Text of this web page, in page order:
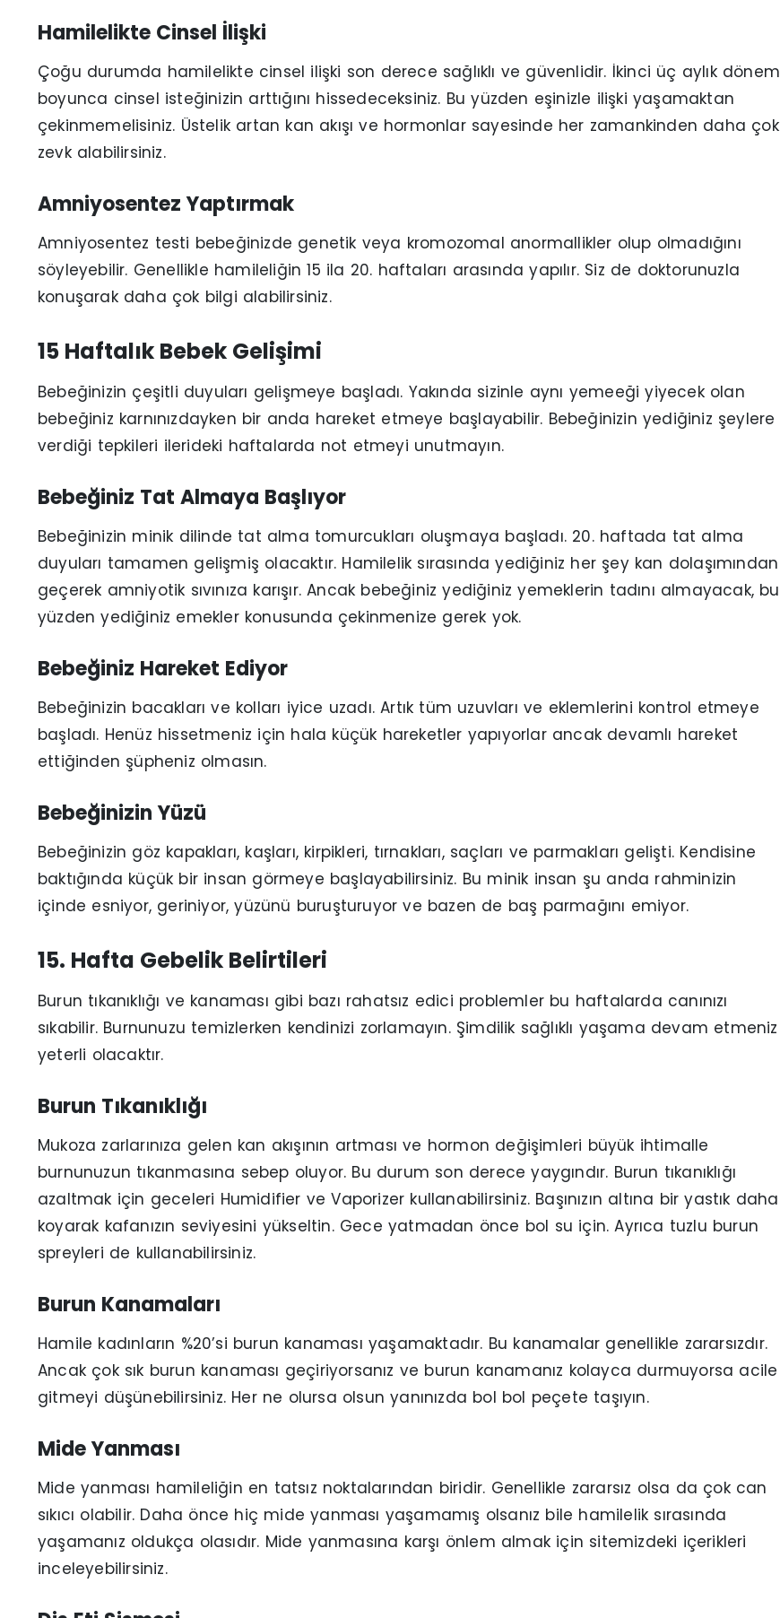
Hamilelikte Cinsel İlişki
Çoğu durumda hamilelikte cinsel ilişki son derece sağlıklı ve güvenlidir. İkinci üç aylık dönem
boyunca cinsel isteğinizin arttığını hissedeceksiniz. Bu yüzden eşinizle ilişki yaşamaktan
çekinmemelisiniz. Üstelik artan kan akışı ve hormonlar sayesinde her zamankinden daha çok
zevk alabilirsiniz.
Amniyosentez Yaptırmak
Amniyosentez testi bebeğinizde genetik veya kromozomal anormallikler olup olmadığını
söyleyebilir. Genellikle hamileliğin 15 ila 20. haftaları arasında yapılır. Siz de doktorunuzla
konuşarak daha çok bilgi alabilirsiniz.
15 Haftalık Bebek Gelişimi
Bebeğinizin çeşitli duyuları gelişmeye başladı. Yakında sizinle aynı yemeeği yiyecek olan
bebeğiniz karnınızdayken bir anda hareket etmeye başlayabilir. Bebeğinizin yediğiniz şeylere
verdiği tepkileri ilerideki haftalarda not etmeyi unutmayın.
Bebeğiniz Tat Almaya Başlıyor
Bebeğinizin minik dilinde tat alma tomurcukları oluşmaya başladı. 20. haftada tat alma
duyuları tamamen gelişmiş olacaktır. Hamilelik sırasında yediğiniz her şey kan dolaşımından
geçerek amniyotik sıvınıza karışır. Ancak bebeğiniz yediğiniz yemeklerin tadını almayacak, bu
yüzden yediğiniz emekler konusunda çekinmenize gerek yok.
Bebeğiniz Hareket Ediyor
Bebeğinizin bacakları ve kolları iyice uzadı. Artık tüm uzuvları ve eklemlerini kontrol etmeye
başladı. Henüz hissetmeniz için hala küçük hareketler yapıyorlar ancak devamlı hareket
ettiğinden şüpheniz olmasın.
Bebeğinizin Yüzü
Bebeğinizin göz kapakları, kaşları, kirpikleri, tırnakları, saçları ve parmakları gelişti. Kendisine
baktığında küçük bir insan görmeye başlayabilirsiniz. Bu minik insan şu anda rahminizin
içinde esniyor, geriniyor, yüzünü buruşturuyor ve bazen de baş parmağını emiyor.
15. Hafta Gebelik Belirtileri
Burun tıkanıklığı ve kanaması gibi bazı rahatsız edici problemler bu haftalarda canınızı
sıkabilir. Burnunuzu temizlerken kendinizi zorlamayın. Şimdilik sağlıklı yaşama devam etmeniz
yeterli olacaktır.
Burun Tıkanıklığı
Mukoza zarlarınıza gelen kan akışının artması ve hormon değişimleri büyük ihtimalle
burnunuzun tıkanmasına sebep oluyor. Bu durum son derece yaygındır. Burun tıkanıklığı
azaltmak için geceleri Humidifier ve Vaporizer kullanabilirsiniz. Başınızın altına bir yastık daha
koyarak kafanızın seviyesini yükseltin. Gece yatmadan önce bol su için. Ayrıca tuzlu burun
spreyleri de kullanabilirsiniz.
Burun Kanamaları
Hamile kadınların %20’si burun kanaması yaşamaktadır. Bu kanamalar genellikle zararsızdır.
Ancak çok sık burun kanaması geçiriyorsanız ve burun kanamanız kolayca durmuyorsa acile
gitmeyi düşünebilirsiniz. Her ne olursa olsun yanınızda bol bol peçete taşıyın.
Mide Yanması
Mide yanması hamileliğin en tatsız noktalarından biridir. Genellikle zararsız olsa da çok can
sıkıcı olabilir. Daha önce hiç mide yanması yaşamamış olsanız bile hamilelik sırasında
yaşamanız oldukça olasıdır. Mide yanmasına karşı önlem almak için sitemizdeki içerikleri
inceleyebilirsiniz.